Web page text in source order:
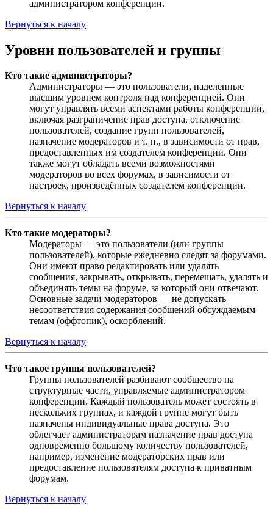
администратором конференции.
Вернуться к началу
Уровни пользователей и группы
Кто такие администраторы?
Администраторы — это пользователи, наделённые
высшим уровнем контроля над конференцией. Они
могут управлять всеми аспектами работы конференции,
включая разграничение прав доступа, отключение
пользователей, создание групп пользователей,
назначение модераторов и т. п., в зависимости от прав,
предоставленных им создателем конференции. Они
также могут обладать всеми возможностями
модераторов во всех форумах, в зависимости от
настроек, произведённых создателем конференции.
Вернуться к началу
Кто такие модераторы?
Модераторы — это пользователи (или группы
пользователей), которые ежедневно следят за форумами.
Они имеют право редактировать или удалять
сообщения, закрывать, открывать, перемещать, удалять и
объединять темы на форуме, за который они отвечают.
Основные задачи модераторов — не допускать
несоответствия содержания сообщений обсуждаемым
темам (оффтопик), оскорблений.
Вернуться к началу
Что такое группы пользователей?
Группы пользователей разбивают сообщество на
структурные части, управляемые администратором
конференции. Каждый пользователь может состоять в
нескольких группах, и каждой группе могут быть
назначены индивидуальные права доступа. Это
облегчает администраторам назначение прав доступа
одновременно большому количеству пользователей,
например, изменение модераторских прав или
предоставление пользователям доступа к приватным
форумам.
Вернуться к началу